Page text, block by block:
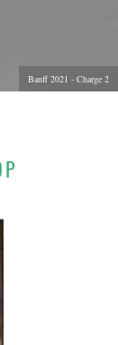
Banff 2021 - Charge 2